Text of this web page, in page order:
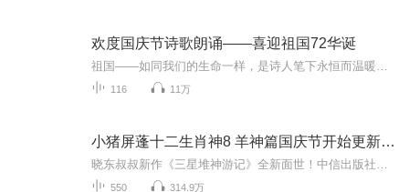
欢度国庆节诗歌朗诵——喜迎祖国72华诞
116 11万
小猪屏蓬十二生肖神8 羊神篇国庆节开始更新啦！
550 314.9万